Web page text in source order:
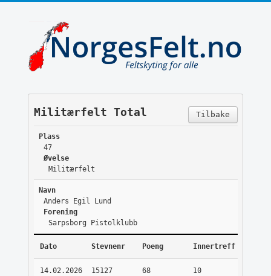
Tilbake
Militærfelt Total
Plass
47
Øvelse
Militærfelt
Navn
Anders Egil Lund
Forening
Sarpsborg Pistolklubb
Dato Stevnenr Poeng Innertreff
14.02.2026 15127 68 10